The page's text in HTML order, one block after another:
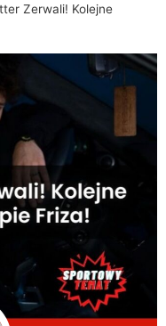
Zerwali! Kolejne